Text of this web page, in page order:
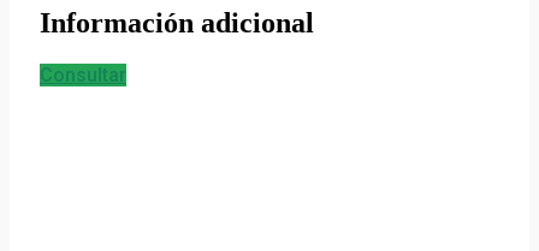
Información adicional
Consultar